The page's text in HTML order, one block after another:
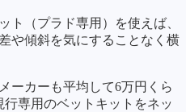
ト（プラド専用）を使えば、
や傾斜を気にすることなく横
ーカーも平均して6万円くら
専用のベットキットをネッ